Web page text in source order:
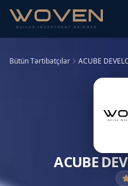
Bütün Tərtibatçılar ACUBE
ACUBE